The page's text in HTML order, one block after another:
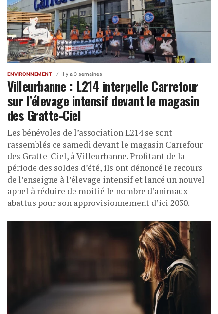
ENVIRONNEMENT Il y a 3 semaines
Villeurbanne : L214 interpelle Carrefour
sur l’élevage intensif devant le magasin
des Gratte-Ciel
Les bénévoles de l’association L214 se sont
rassemblés ce samedi devant le magasin Carrefour
des Gratte-Ciel, à Villeurbanne. Profitant de la
période des soldes d’été, ils ont dénoncé le recours
de l’enseigne à l’élevage intensif et lancé un nouvel
appel à réduire de moitié le nombre d’animaux
abattus pour son approvisionnement d’ici 2030.